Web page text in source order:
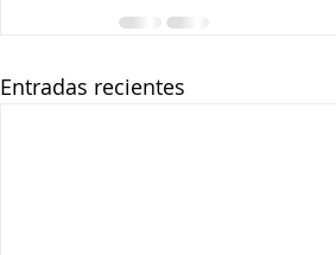
Entradas recientes